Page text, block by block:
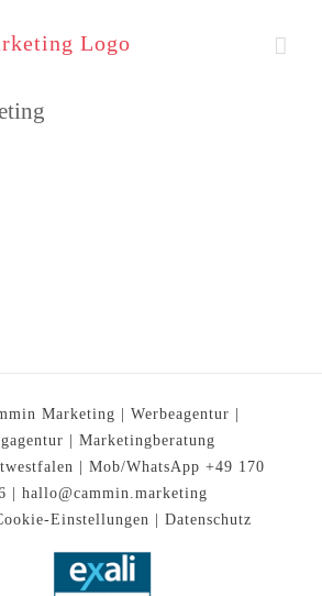
Marketing | Werbeagentur |
| Marketingberatung
| Mob/WhatsApp +49 170
| hallo@cammin.marketing
Einstellungen | Datenschutz